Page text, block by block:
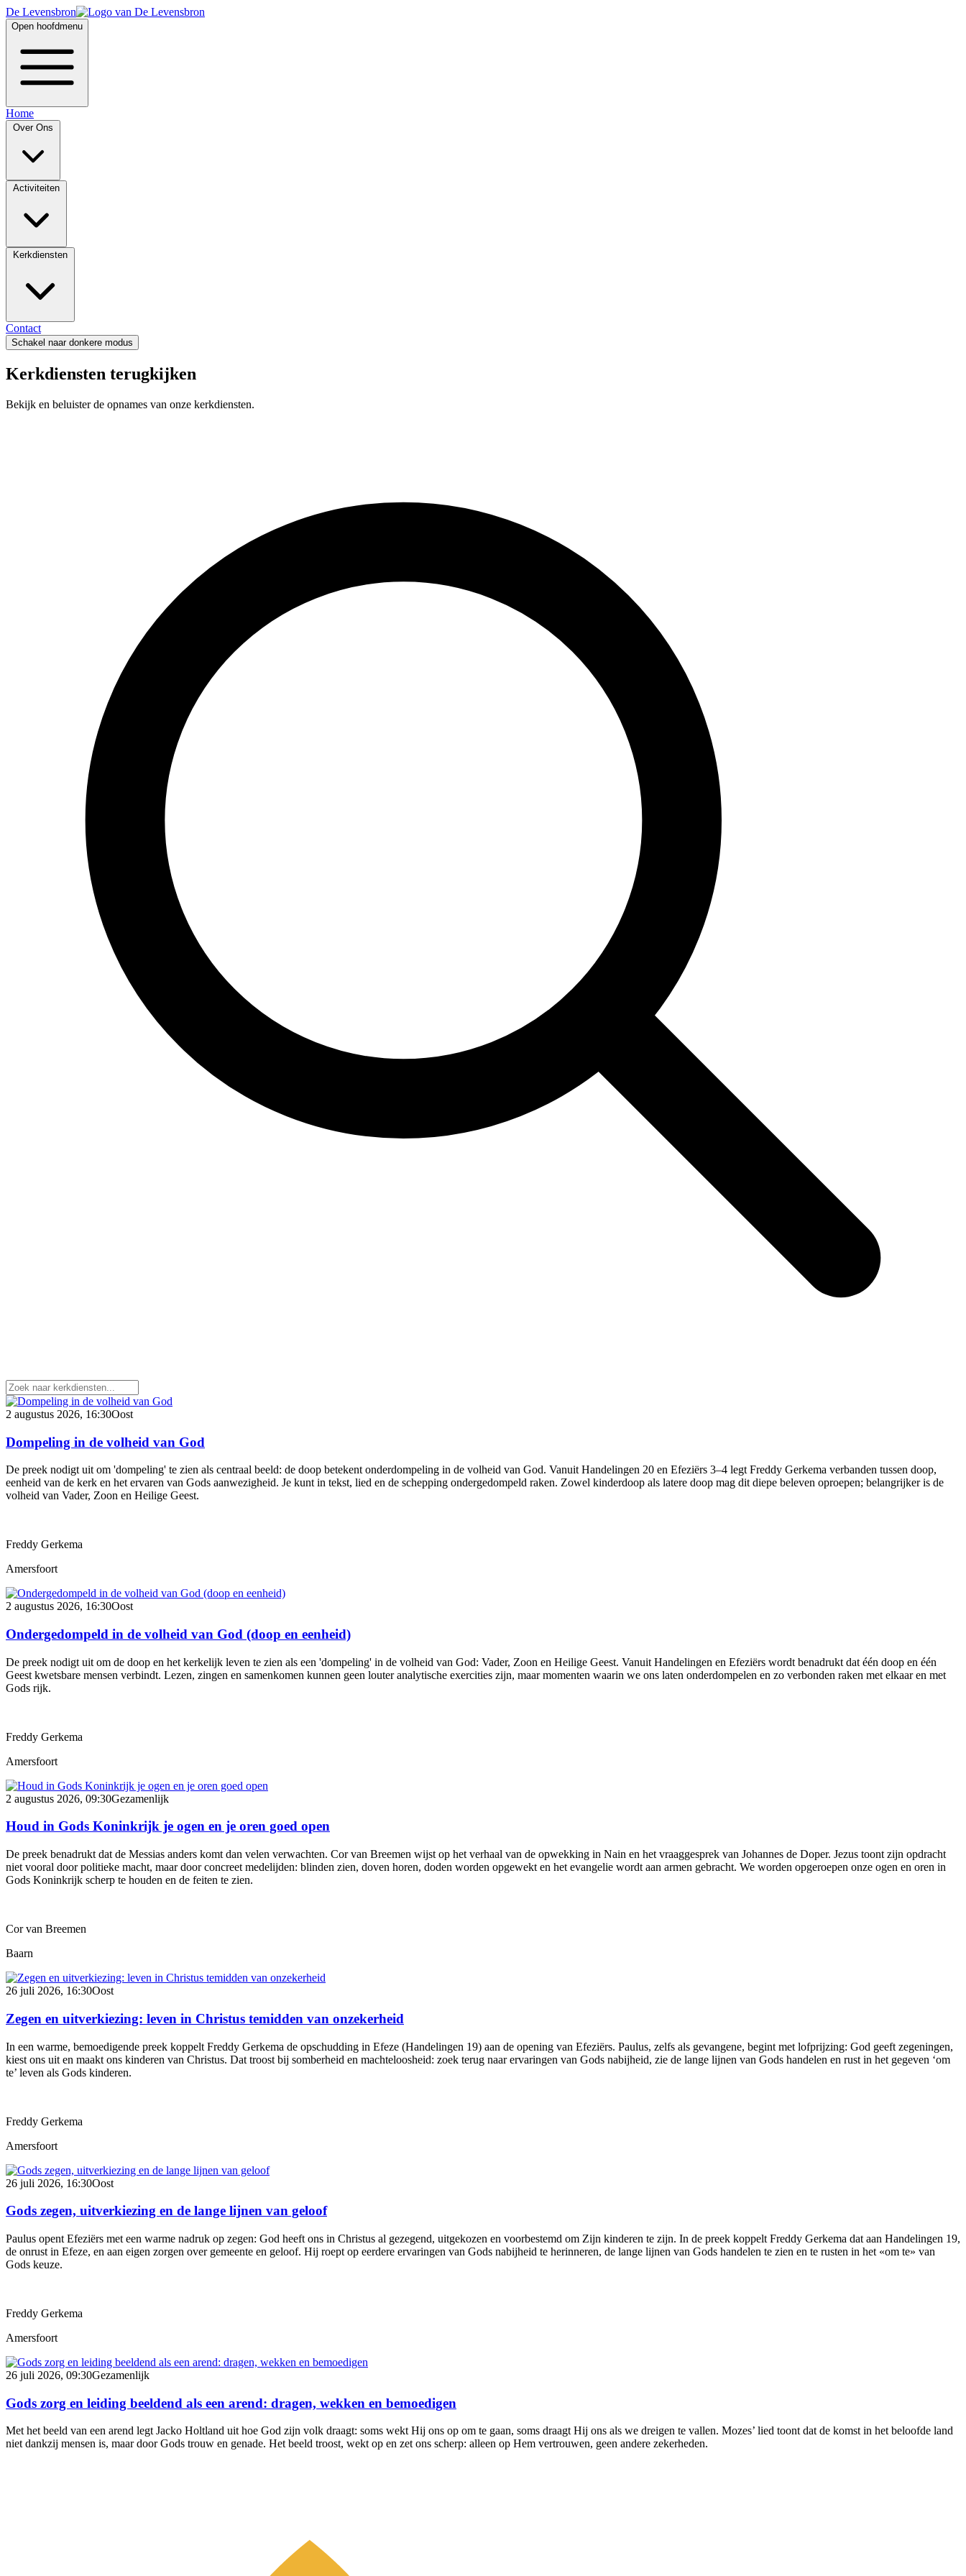
De Levensbron
Open hoofdmenu
Home
Contact
Schakel naar donkere modus
Kerkdiensten terugkijken
Bekijk en beluister de opnames van onze kerkdiensten.
2 augustus 2026, 16:30Oost
Dompeling in de volheid van God
De preek nodigt uit om 'dompeling' te zien als centraal beeld: de doop betekent onderdompeling in de volheid van God. Vanuit Handelingen 20 en Efeziërs 3–4 legt Freddy Gerkema verbanden tussen doop,
eenheid van de kerk en het ervaren van Gods aanwezigheid. Je kunt in tekst, lied en de schepping ondergedompeld raken. Zowel kinderdoop als latere doop mag dit diepe beleven oproepen; belangrijker is de
volheid van Vader, Zoon en Heilige Geest.
Freddy Gerkema
Amersfoort
2 augustus 2026, 16:30Oost
Ondergedompeld in de volheid van God (doop en eenheid)
De preek nodigt uit om de doop en het kerkelijk leven te zien als een 'dompeling' in de volheid van God: Vader, Zoon en Heilige Geest. Vanuit Handelingen en Efeziërs wordt benadrukt dat één doop en één
Geest kwetsbare mensen verbindt. Lezen, zingen en samenkomen kunnen geen louter analytische exercities zijn, maar momenten waarin we ons laten onderdompelen en zo verbonden raken met elkaar en met
Gods rijk.
Freddy Gerkema
Amersfoort
2 augustus 2026, 09:30Gezamenlijk
Houd in Gods Koninkrijk je ogen en je oren goed open
De preek benadrukt dat de Messias anders komt dan velen verwachten. Cor van Breemen wijst op het verhaal van de opwekking in Nain en het vraaggesprek van Johannes de Doper. Jezus toont zijn opdracht
niet vooral door politieke macht, maar door concreet medelijden: blinden zien, doven horen, doden worden opgewekt en het evangelie wordt aan armen gebracht. We worden opgeroepen onze ogen en oren in
Gods Koninkrijk scherp te houden en de feiten te zien.
Cor van Breemen
Baarn
26 juli 2026, 16:30Oost
Zegen en uitverkiezing: leven in Christus temidden van onzekerheid
In een warme, bemoedigende preek koppelt Freddy Gerkema de opschudding in Efeze (Handelingen 19) aan de opening van Efeziërs. Paulus, zelfs als gevangene, begint met lofprijzing: God geeft zegeningen,
kiest ons uit en maakt ons kinderen van Christus. Dat troost bij somberheid en machteloosheid: zoek terug naar ervaringen van Gods nabijheid, zie de lange lijnen van Gods handelen en rust in het gegeven ‘om
te’ leven als Gods kinderen.
Freddy Gerkema
Amersfoort
26 juli 2026, 16:30Oost
Gods zegen, uitverkiezing en de lange lijnen van geloof
Paulus opent Efeziërs met een warme nadruk op zegen: God heeft ons in Christus al gezegend, uitgekozen en voorbestemd om Zijn kinderen te zijn. In de preek koppelt Freddy Gerkema dat aan Handelingen 19,
de onrust in Efeze, en aan eigen zorgen over gemeente en geloof. Hij roept op eerdere ervaringen van Gods nabijheid te herinneren, de lange lijnen van Gods handelen te zien en te rusten in het «om te» van
Gods keuze.
Freddy Gerkema
Amersfoort
26 juli 2026, 09:30Gezamenlijk
Gods zorg en leiding beeldend als een arend: dragen, wekken en bemoedigen
Met het beeld van een arend legt Jacko Holtland uit hoe God zijn volk draagt: soms wekt Hij ons op om te gaan, soms draagt Hij ons als we dreigen te vallen. Mozes’ lied toont dat de komst in het beloofde land
niet dankzij mensen is, maar door Gods trouw en genade. Het beeld troost, wekt op en zet ons scherp: alleen op Hem vertrouwen, geen andere zekerheden.